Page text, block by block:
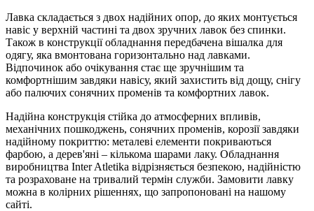
Лавка складається з двох надійних опор, до яких монтується
навіс у верхній частині та двох зручних лавок без спинки.
Також в конструкції обладнання передбачена вішалка для
одягу, яка вмонтована горизонтально над лавками.
Відпочинок або очікування стає ще зручнішим та
комфортнішим завдяки навісу, який захистить від дощу, снігу
або палючих сонячних променів та комфортних лавок.
Надійна конструкція стійка до атмосферних впливів,
механічних пошкоджень, сонячних променів, корозії завдяки
надійному покриттю: металеві елементи покриваються
фарбою, а дерев'яні – кількома шарами лаку. Обладнання
виробництва Inter Atletika відрізняється безпекою, надійністю
та розраховане на тривалий термін служби. Замовити лавку
можна в колірних рішеннях, що запропоновані на нашому
сайті.